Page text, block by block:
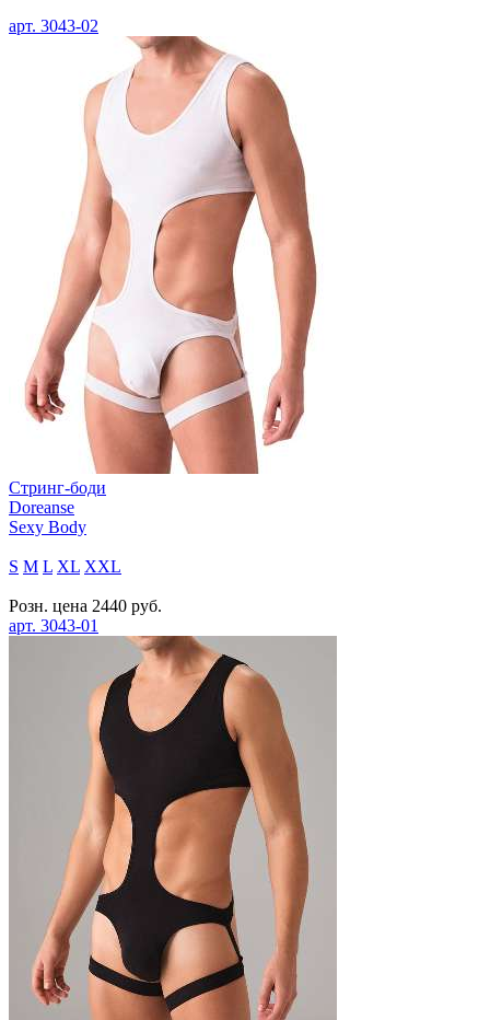
арт. 3043-02
Стринг-боди
Doreanse
Sexy Body
S M L XL XXL
Розн. цена 2440 руб.
арт. 3043-01